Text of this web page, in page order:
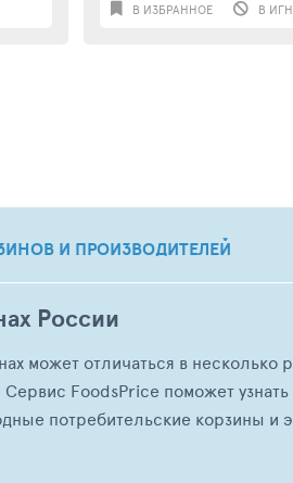
В ИЗБРАННОЕ В
И ПРОИЗВОДИТЕЛЕЙ
России
может отличаться в несколько
FoodsPrice поможет
потребительские корзины и